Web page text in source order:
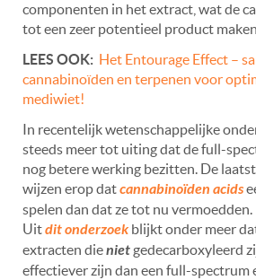
componenten in het extract, wat de
tot een zeer potentieel product
LEES OOK: Het Entourage Effect –
cannabinoïden en terpenen voor
mediwiet!
In recentelijk wetenschappelijke
steeds meer tot uiting dat de full-
nog betere werking bezitten. De
wijzen erop datcannabinoïden acids
spelen dan dat ze tot nu vermoedden.
Uitdit onderzoek blijkt onder meer
extracten dieniet gedecarboxyleerd
effectiever zijn dan een full-spectrum